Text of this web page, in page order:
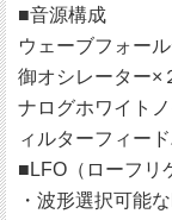
■音源構成
ウェーブフォー
御オシレーター×
ナログホワイト
ィルターフィー
■LFO（ローフリ
・波形選択可能